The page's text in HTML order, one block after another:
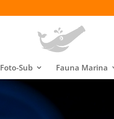
Foto-Sub Fauna Marina